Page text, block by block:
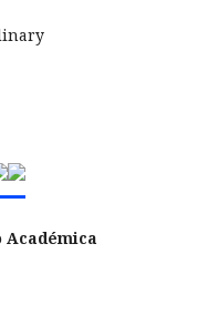
Académica